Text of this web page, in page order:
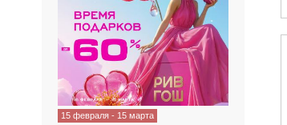
15 февраля - 15 марта